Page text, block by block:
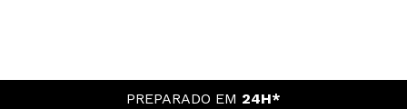
PREPARADO EM 24H*